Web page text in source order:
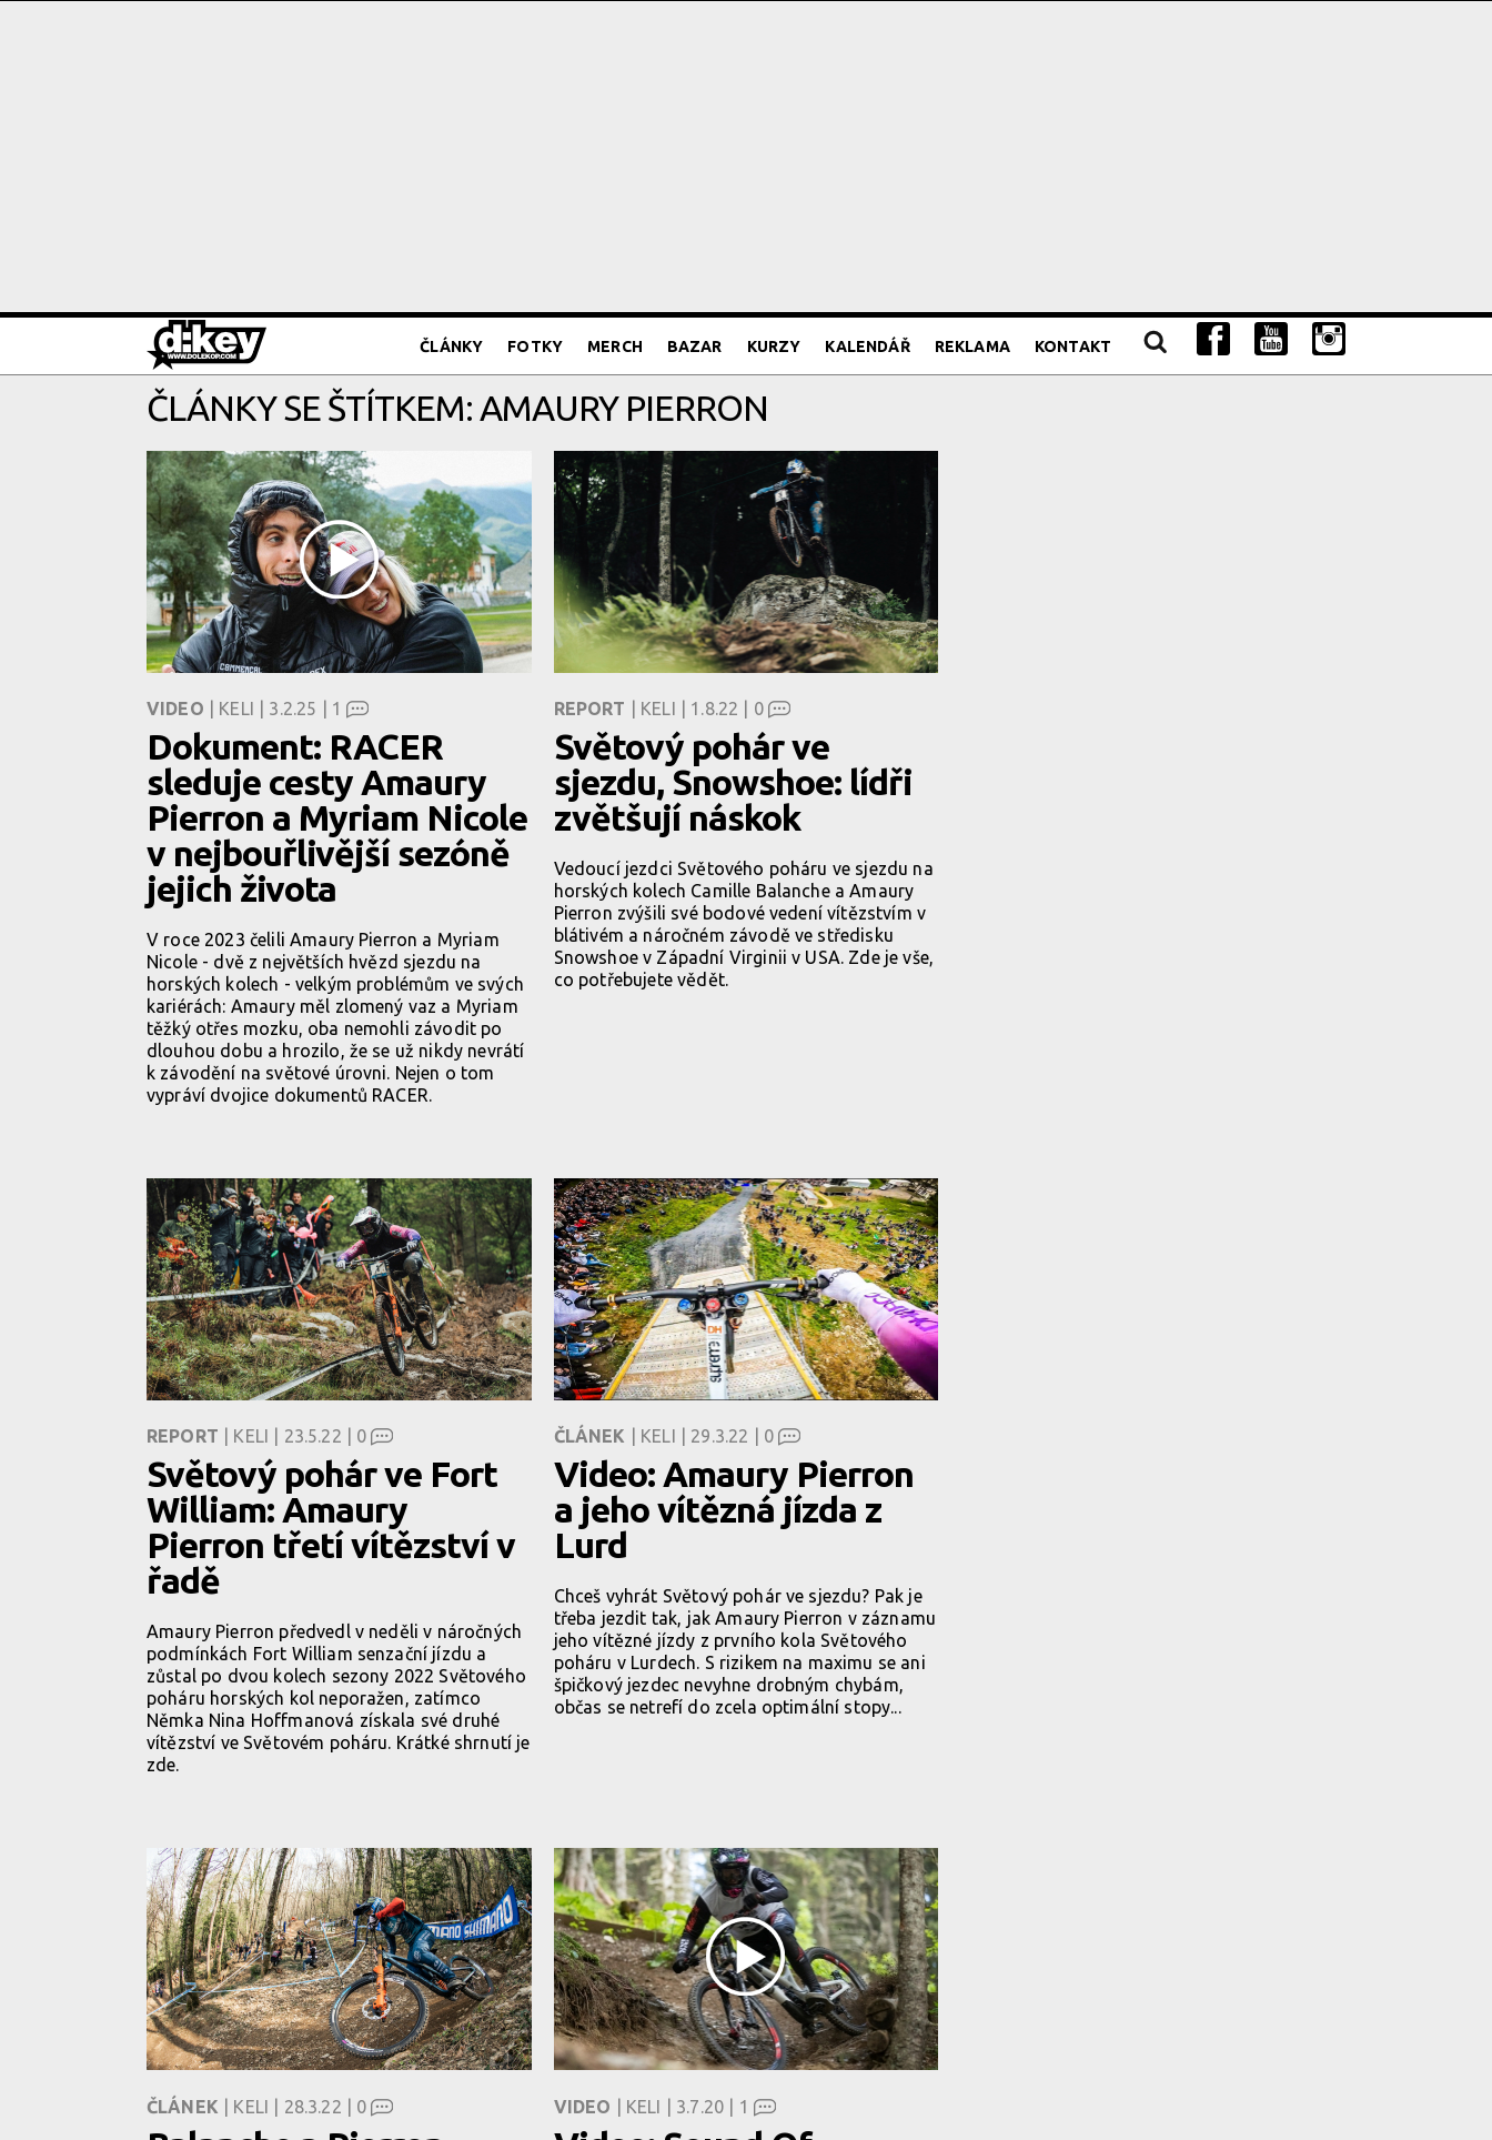
ČLÁNKY FOTKY MERCH BAZAR KURZY KALENDÁŘ REKLAMA KONTAKT
ČLÁNKY SE ŠTÍTKEM: AMAURY PIERRON
VIDEO | KELI | 3.2.25 | 1
Dokument: RACER
sleduje cesty Amaury
Pierron a Myriam Nicole
v nejbouřlivější sezóně
jejich života
V roce 2023 čelili Amaury Pierron a Myriam
Nicole - dvě z největších hvězd sjezdu na
horských kolech - velkým problémům ve svých
kariérách: Amaury měl zlomený vaz a Myriam
těžký otřes mozku, oba nemohli závodit po
dlouhou dobu a hrozilo, že se už nikdy nevrátí
k závodění na světové úrovni. Nejen o tom
vypráví dvojice dokumentů RACER.
REPORT | KELI | 1.8.22 | 0
Světový pohár ve
sjezdu, Snowshoe: lídři
zvětšují náskok
Vedoucí jezdci Světového poháru ve sjezdu na
horských kolech Camille Balanche a Amaury
Pierron zvýšili své bodové vedení vítězstvím v
blátivém a náročném závodě ve středisku
Snowshoe v Západní Virginii v USA. Zde je vše,
co potřebujete vědět.
REPORT | KELI | 23.5.22 | 0
Světový pohár ve Fort
William: Amaury
Pierron třetí vítězství v
řadě
Amaury Pierron předvedl v neděli v náročných
podmínkách Fort William senzační jízdu a
zůstal po dvou kolech sezony 2022 Světového
poháru horských kol neporažen, zatímco
Němka Nina Hoffmanová získala své druhé
vítězství ve Světovém poháru. Krátké shrnutí je
zde.
ČLÁNEK | KELI | 29.3.22 | 0
Video: Amaury Pierron
a jeho vítězná jízda z
Lurd
Chceš vyhrát Světový pohár ve sjezdu? Pak je
třeba jezdit tak, jak Amaury Pierron v záznamu
jeho vítězné jízdy z prvního kola Světového
poháru v Lurdech. S rizikem na maximu se ani
špičkový jezdec nevyhne drobným chybám,
občas se netrefí do zcela optimální stopy...
ČLÁNEK | KELI | 28.3.22 | 0 VIDEO | KELI | 3.7.20 | 1